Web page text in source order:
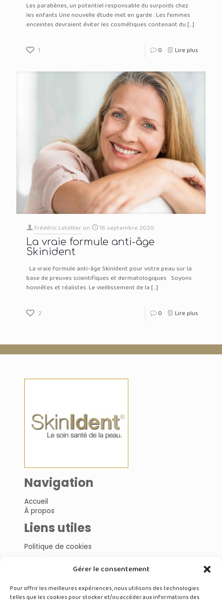
Gérer le consentement
Pour offrir les meilleures expériences, nous utilisons des technologies
telles que les cookies pour stocker et/ou accéder aux informations des
Les parabènes, un potentiel responsable du surpoids chez
les enfants Une nouvelle étude met en garde : Les femmes
enceintes devraient éviter les cosmétiques contenant du[…]
1 0 Lire plus
Frédéric Letellieron 16 septembre 2020
La vraie formule anti-âge
Skinident
La vraie formule anti-âge SkinIdent pour votre peau sur la
base de preuves scientifiques et dermatologiques Soyons
honnêtes et réalistes. Le vieillissement de la[…]
2 0 Lire plus
Navigation
Accueil
À propos
Liens utiles
Politique de cookies
Nos articles
Cosmétiques